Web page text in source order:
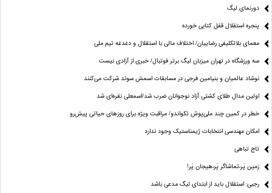
دورنمای لیگ
پنجره‌ استقلال قفل کتابی خورده
معمای بلاتکلیفی رضاییان/ اختلاف مالی با استقلال و دغدغه تیم ملی
سه ورزشگاه در تهران میزبان لیگ برتر فوتبال/ خبری از آزادی نیست
نوشاد عالمیان و بنیامین فرجی در مسابقات اسمش سوئد شرکت می‌کنند
اولین مدال طلای کشتی آزاد نوجوانان ضرب شد/اسمعلی نقره‌ای شد
خطر در کمین چند ملی‌پوش تکواندو/ مراقبت ویژه برای روزهای حیاتی پیش‌رو
امکان مهندسی انتخابات ژیمناستیک وجود ندارد
تاج تباهی
زمین پَر،تماشاگر پَر،هیجان پَر!
رجبی: استقلال باید از ابتدای لیگ مدعی باشد